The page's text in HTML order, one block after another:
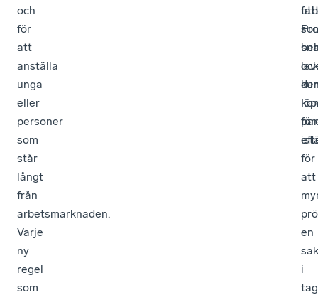
och
för
att
anställa
unga
eller
personer
som
står
långt
från
arbetsmarknaden.
Varje
ny
regel
som
för
att
en
sak
i